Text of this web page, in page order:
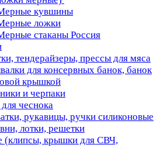
кувшины
ложки
стаканы Россия
тендерайзеры, прессы для мяса
для консервных банок, банок
крышкой
и черпаки
чеснока
рукавицы, ручки силиконовые
лотки, решетки
(клипсы, крышки для СВЧ,